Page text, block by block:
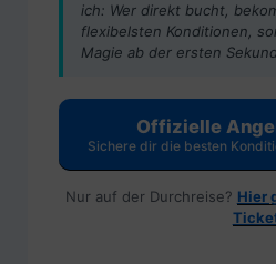
ich: Wer direkt bucht,
flexibelsten Konditionen,
Magie ab der ersten
Offizielle
Sichere dir die besten
Nur auf der Durchreise? Hier